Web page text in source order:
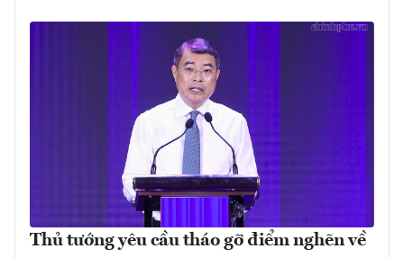
Thủ tướng yêu cầu tháo gỡ điểm nghẽn về